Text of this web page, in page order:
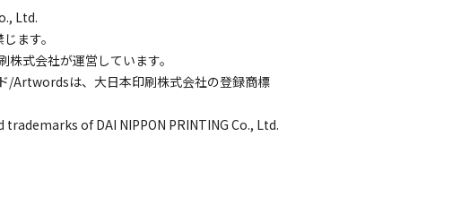
Ltd.
ます。
式会社が運営しています。
/Artwordsは、大日本印刷株式会社の登録商標
of DAI NIPPON PRINTING Co., Ltd.